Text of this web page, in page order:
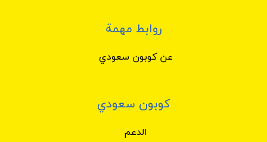
روابط مهمة
عن كوبون سعودي
كوبون سعودي
الدعم